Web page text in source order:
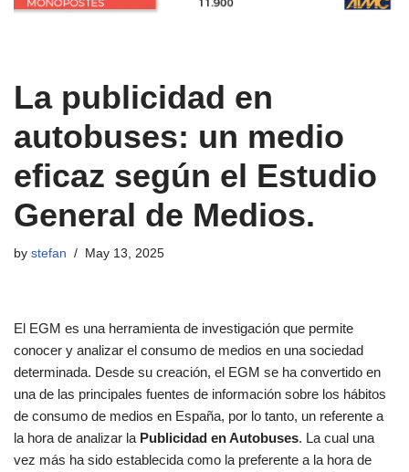
La publicidad en
autobuses: un medio
eficaz según el Estudio
General de Medios.
by stefan May 13, 2025
El EGM es una herramienta de investigación que permite
conocer y analizar el consumo de medios en una sociedad
determinada. Desde su creación, el EGM se ha convertido en
una de las principales fuentes de información sobre los hábitos
de consumo de medios en España, por lo tanto, un referente a
la hora de analizar la Publicidad en Autobuses. La cual una
vez más ha sido establecida como la preferente a la hora de